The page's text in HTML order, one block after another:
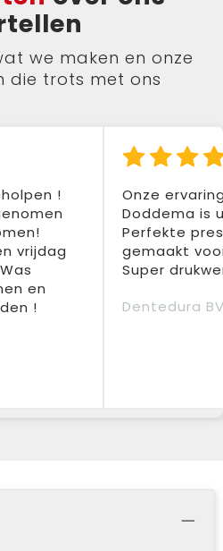
we maken en onze
die trots met ons
!
vrijdag
en
!
Onze
Doddema is
Perfekte
gemaakt
Super
Dentedura